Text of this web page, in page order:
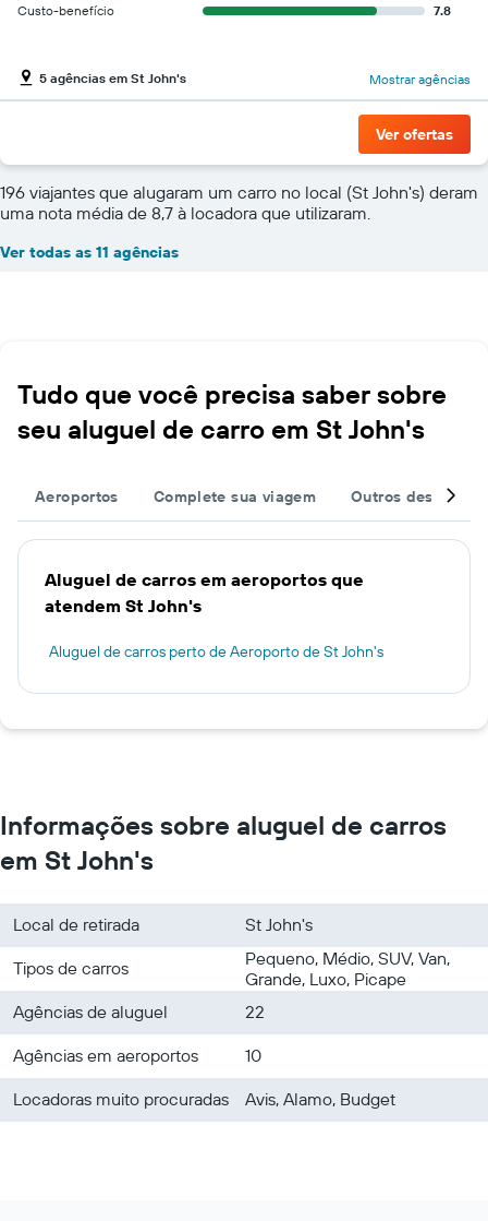
Custo-benefício
7.8
5 agências em St John's Mostrar agências
Ver ofertas
196 viajantes que alugaram um carro no local (St John's) deram
uma nota média de 8,7 à locadora que utilizaram.
Ver todas as 11 agências
Tudo que você precisa saber sobre
seu aluguel de carro em St John's
Aeroportos Complete sua viagem Outros destinos
Aluguel de carros em aeroportos que
atendem St John's
Aluguel de carros perto de Aeroporto de St John's
Informações sobre aluguel de carros
em St John's
Local de retirada
St John's
Tipos de carros
Pequeno, Médio, SUV, Van,
Grande, Luxo, Picape
Agências de aluguel
22
Agências em aeroportos
10
Locadoras muito procuradas
Avis, Alamo, Budget